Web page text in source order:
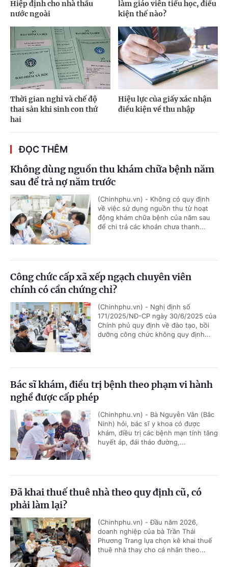
Hiệp định cho nhà thầu
nước ngoài
làm giáo viên tiểu học, điều
kiện thế nào?
Thời gian nghỉ và chế độ
thai sản khi sinh con thứ
hai
Hiệu lực của giấy xác nhận
điều kiện về thu nhập
ĐỌC THÊM
Không dùng nguồn thu khám chữa bệnh năm
sau để trả nợ năm trước
(Chinhphu.vn) - Không có quy định
về việc sử dụng nguồn thu từ hoạt
động khám chữa bệnh của năm sau
để chi trả các khoản chưa thanh...
Công chức cấp xã xếp ngạch chuyên viên
chính có cần chứng chỉ?
(Chinhphu.vn) - Nghị định số
171/2025/NĐ-CP ngày 30/6/2025 của
Chính phủ quy định về đào tạo, bồi
dưỡng công chức không quy định...
Bác sĩ khám, điều trị bệnh theo phạm vi hành
nghề được cấp phép
(Chinhphu.vn) - Bà Nguyễn Vân (Bắc
Ninh) hỏi, bác sĩ y khoa có được
khám, điều trị các bệnh mạn tính tăng
huyết áp, đái tháo đường,...
Đã khai thuế thuê nhà theo quy định cũ, có
phải làm lại?
(Chinhphu.vn) - Đầu năm 2026,
doanh nghiệp của bà Trần Thái
Phương Trang lựa chọn kê khai thuế
thuê nhà thay cho cá nhân theo...